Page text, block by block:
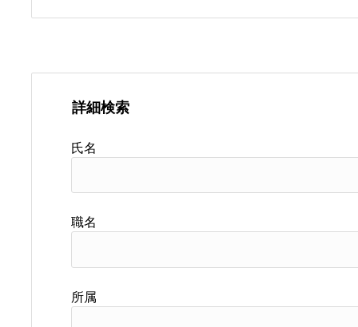
詳細検索
氏名
職名
所属